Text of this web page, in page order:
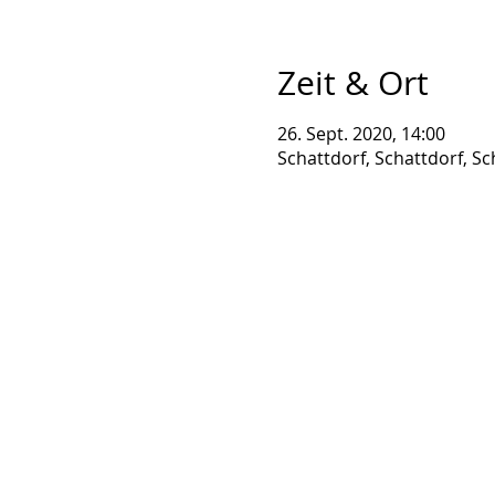
Zeit & Ort
26. Sept. 2020, 14:00
Schattdorf, Schattdorf,